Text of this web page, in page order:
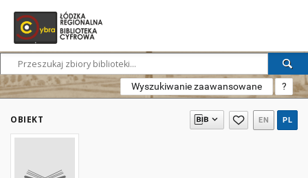
Wyszukiwanie zaawansowane ?
OBIEKT EN PL